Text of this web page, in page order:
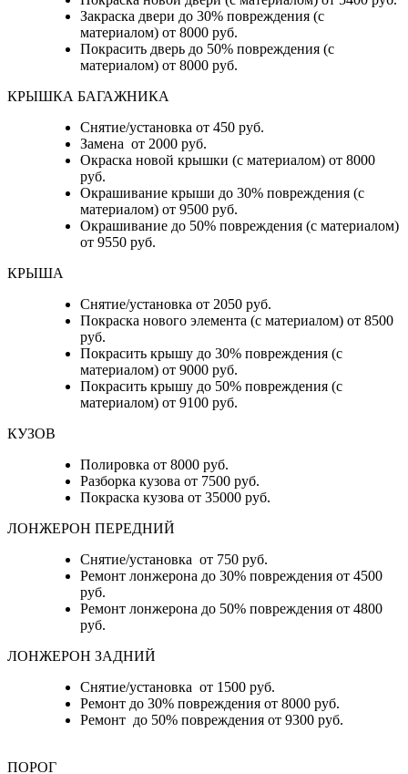
Закраска двери до 30% повреждения (с
материалом) от 8000 руб.
Покрасить дверь до 50% повреждения (с
материалом) от 8000 руб.
КРЫШКА БАГАЖНИКА
Снятие/установка от 450 руб.
Замена от 2000 руб.
Окраска новой крышки (с материалом) от 8000
руб.
Окрашивание крыши до 30% повреждения (с
материалом) от 9500 руб.
Окрашивание до 50% повреждения (с материалом)
от 9550 руб.
КРЫША
Снятие/установка от 2050 руб.
Покраска нового элемента (с материалом) от 8500
руб.
Покрасить крышу до 30% повреждения (с
материалом) от 9000 руб.
Покрасить крышу до 50% повреждения (с
материалом) от 9100 руб.
КУЗОВ
Полировка от 8000 руб.
Разборка кузова от 7500 руб.
Покраска кузова от 35000 руб.
ЛОНЖЕРОН ПЕРЕДНИЙ
Снятие/установка от 750 руб.
Ремонт лонжерона до 30% повреждения от 4500
руб.
Ремонт лонжерона до 50% повреждения от 4800
руб.
ЛОНЖЕРОН ЗАДНИЙ
Снятие/установка от 1500 руб.
Ремонт до 30% повреждения от 8000 руб.
Ремонт до 50% повреждения от 9300 руб.
ПОРОГ